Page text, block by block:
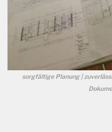
sorgfältige Planung |